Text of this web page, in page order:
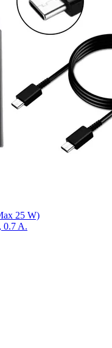
25 W)
0.7 A.